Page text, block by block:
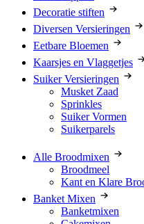
Decoratie stiften
Diversen Versieringen
Eetbare Bloemen
Kaarsjes en Vlaggetjes
Suiker Versieringen
Musket Zaad
Sprinkles
Suiker Vormen
Suikerparels
Alle Broodmixen
Broodmeel
Kant en Klare
Banket Mixen
Banketmixen